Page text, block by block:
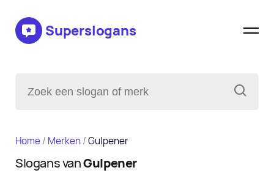
Superslogans
Home/ Merken/Gulpener
Slogans vanGulpener